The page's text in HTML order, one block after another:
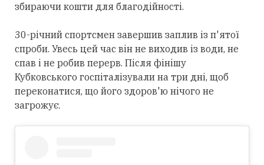
збираючи кошти для благодійності.
30-річний спортсмен завершив заплив із п'ятої
спроби. Увесь цей час він не виходив із води, не
спав і не робив перерв. Після фінішу
Кубковського госпіталізували на три дні, щоб
переконатися, що його здоров'ю нічого не
загрожує.